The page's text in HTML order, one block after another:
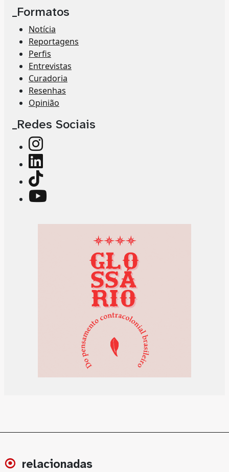
_Formatos
Notícia
Reportagens
Perfis
Entrevistas
Curadoria
Resenhas
Opinião
_Redes Sociais
relacionadas